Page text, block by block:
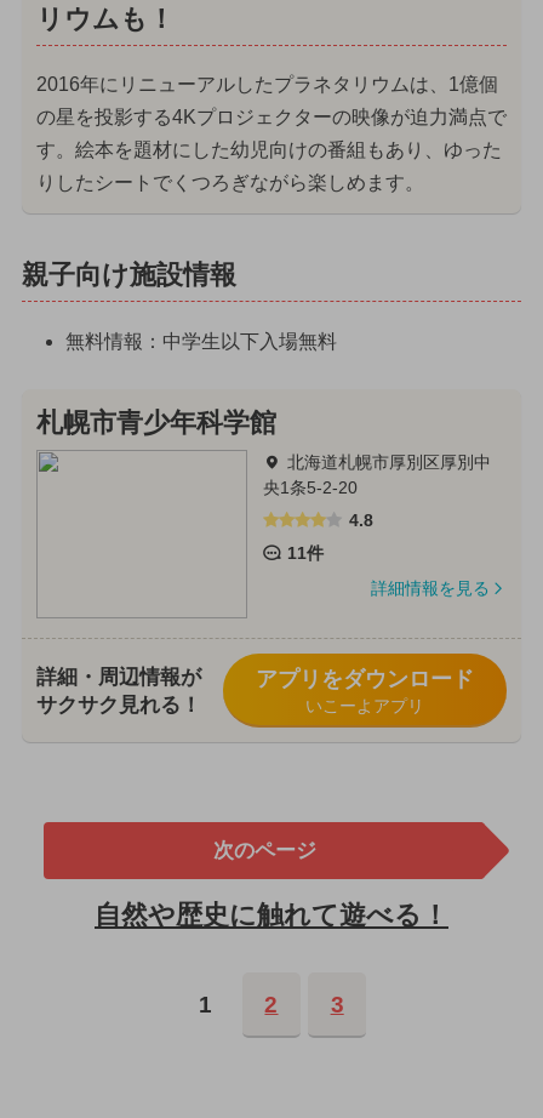
リウムも！
2016年にリニューアルしたプラネタリウムは、1億個
の星を投影する4Kプロジェクターの映像が迫力満点で
す。絵本を題材にした幼児向けの番組もあり、ゆった
りしたシートでくつろぎながら楽しめます。
親子向け施設情報
無料情報：中学生以下入場無料
札幌市青少年科学館
北海道札幌市厚別区厚別中
央1条5-2-20
4.8
11件
詳細情報を見る
詳細・周辺情報が
サクサク見れる！
アプリをダウンロード
いこーよアプリ
次のページ
自然や歴史に触れて遊べる！
1 2 3